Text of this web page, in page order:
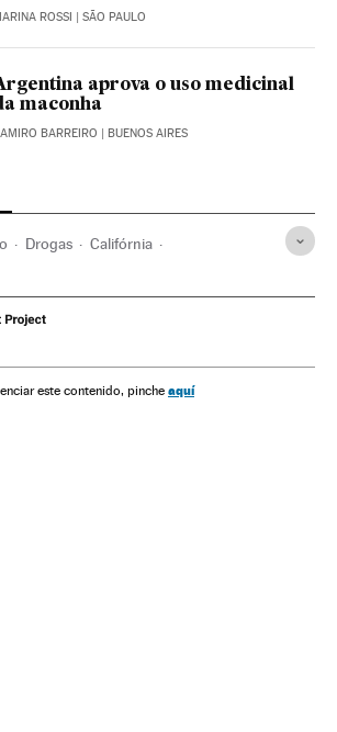
ROSSI | SÃO PAULO
aprova o uso medicinal
maconha
BARREIRO | BUENOS AIRES
Drogas Califórnia
este contenido, pinche aquí